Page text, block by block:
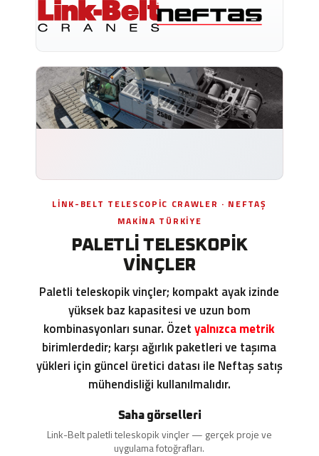
LINK-BELT TELESCOPIC CRAWLER · NEFTAŞ
MAKINA TÜRKIYE
PALETLI TELESKOPIK
VINÇLER
Paletli teleskopik vinçler; kompakt ayak izinde
yüksek baz kapasitesi ve uzun bom
kombinasyonları sunar. Özetyalnızca metrik
birimlerdedir; karşı ağırlık paketleri ve taşıma
yükleri için güncel üretici datası ile Neftaş satış
mühendisliği kullanılmalıdır.
Saha görselleri
Link-Belt paletli teleskopik vinçler — gerçek proje ve
uygulama fotoğrafları.